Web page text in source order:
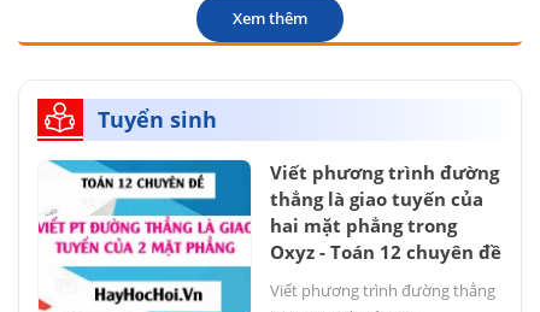
Xem thêm
Tuyển sinh
Viết phương trình đường
thẳng là giao tuyến của
hai mặt phẳng trong
Oxyz - Toán 12 chuyên đề
Viết phương trình đường thẳng